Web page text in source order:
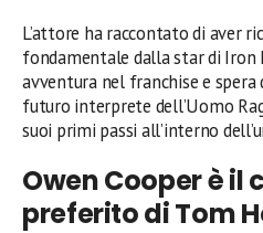
L’attore ha raccontato di aver
fondamentale dalla star di Iron
avventura nel franchise e
futuro interprete dell’Uomo
suoi primi passi all’interno
Owen Cooper è il
preferito di Tom